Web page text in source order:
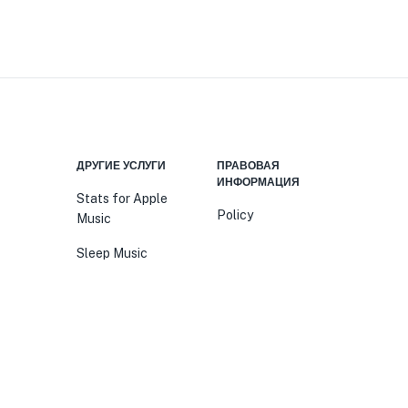
ДРУГИЕ УСЛУГИ
Stats for Apple
Music
Sleep Music
ПРАВОВАЯ
ИНФОРМАЦИЯ
Policy